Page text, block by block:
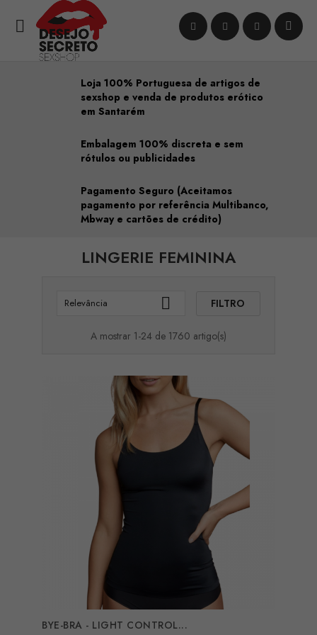

Loja 100% Portuguesa de artigos de
sexshop e venda de produtos erótico
em Santarém
Embalagem 100% discreta e sem
rótulos ou publicidades
Pagamento Seguro (Aceitamos
pagamento por referência Multibanco,
Mbway e cartões de crédito)
LINGERIE FEMININA
Relevância  FILTRO
A mostrar 1-24 de 1760 artigo(s)
BYE-BRA - LIGHT CONTROL...